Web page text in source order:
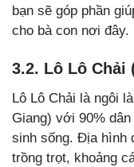
bạn sẽ góp phần
cho bà con nơi đây.
3.2. Lô Lô Chải
Lô Lô Chải là ngôi
Giang) với 90%
sinh sống. Địa hình
trồng trọt, khoảng